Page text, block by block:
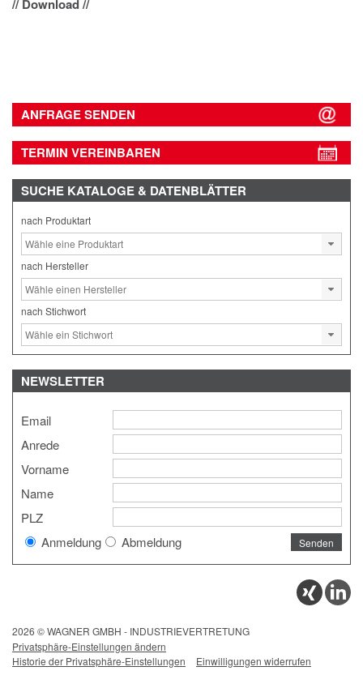
// Download //
ANFRAGE SENDEN
TERMIN VEREINBAREN
SUCHE KATALOGE & DATENBLÄTTER
nach Produktart
nach Hersteller
nach Stichwort
NEWSLETTER
Email
Anrede
Vorname
Name
PLZ
Anmeldung
Abmeldung
2026 © WAGNER GMBH - INDUSTRIEVERTRETUNG
Privatsphäre-Einstellungen ändern
Historie der Privatsphäre-Einstellungen
Einwilligungen widerrufen